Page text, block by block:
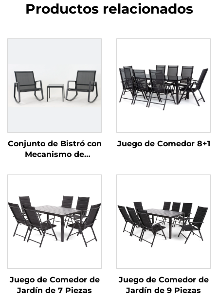
Productos relacionados
Conjunto de Bistró con
Mecanismo de
Juego de Comedor 8+1
Juego de Comedor de
Jardín de 7 Piezas
Juego de Comedor de
Jardín de 9 Piezas